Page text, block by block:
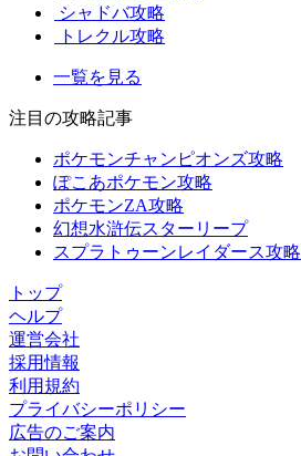
シャドバ攻略
トレクル攻略
一覧を見る
注目の攻略記事
ポケモンチャンピオンズ攻略
ぽこあポケモン攻略
ポケモンZA攻略
幻想水滸伝スターリープ
スプラトゥーンレイダース攻略
トップ
ヘルプ
運営会社
採用情報
利用規約
プライバシーポリシー
広告のご案内